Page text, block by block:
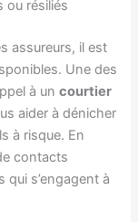
ou résiliés
assureurs, il est
Une des
à uncourtier
aider à dénicher
à risque. En
contacts
qui s’engagent à